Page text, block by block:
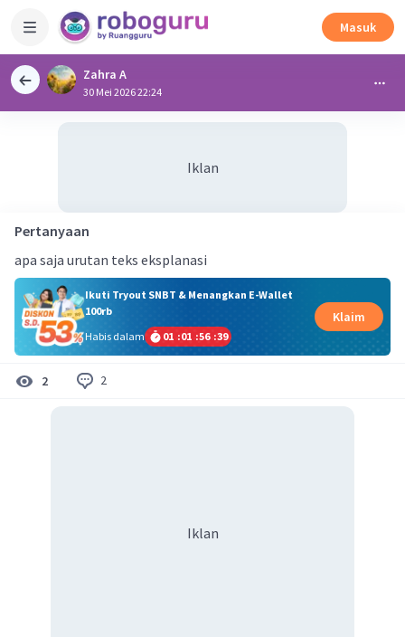
Masuk
Zahra A
30 Mei 2026 22:24
Iklan
Pertanyaan
apa saja urutan teks eksplanasi
Ikuti Tryout SNBT & Menangkan E-Wallet
100rb
Habis dalam
01 :01 :56 :39
Klaim
2 2
Iklan